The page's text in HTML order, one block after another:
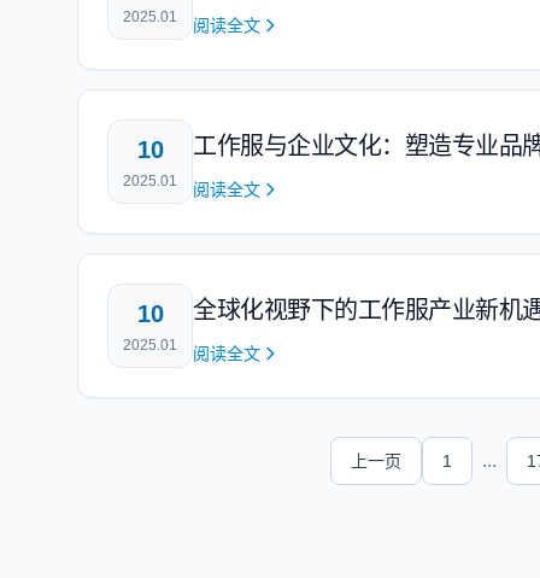
2025.01 阅读全文
10
2025.01
工作服与企业文化：塑造专业品
阅读全文
10
2025.01
全球化视野下的工作服产业新机
阅读全文
上一页 1 ...